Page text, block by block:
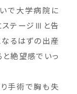
で大学病院に
ステージⅢと告
るはずの出産
絶望感でいっ
手術で胸も失